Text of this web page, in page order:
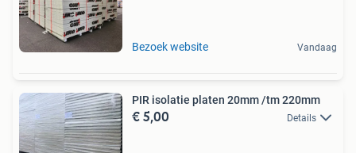
Bezoek website Vandaag
PIR isolatie platen 20mm /tm 220mm
€ 5,00 Details